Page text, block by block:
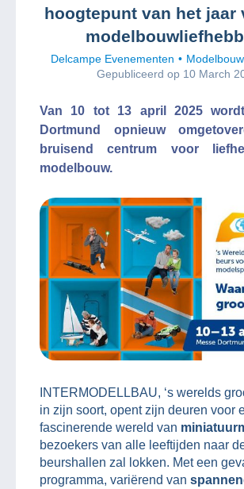
hoogtepunt van het jaar
Delcampe Evenementen Modelbouw
Gepubliceerd op 10 March
Van 10 tot 13 april 2025
Dortmund opnieuw
bruisend centrum voor
modelbouw.
INTERMODELLBAU, ‘s werelds
in zijn soort, opent zijn deuren voor
fascinerende wereld van
bezoekers van alle leeftijden naar
beurshallen zal lokken. Met een
programma, variërend van